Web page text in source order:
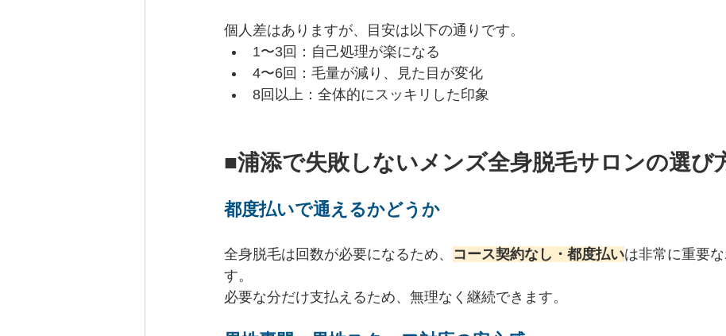
個人差はありますが、目安は以下の通りです。
1〜3回：自己処理が楽になる
4〜6回：毛量が減り、見た目が変化
8回以上：全体的にスッキリした印象
■浦添で失敗しないメンズ全身脱毛サロンの選び
都度払いで通えるかどうか
全身脱毛は回数が必要になるため、 コース契約なし・都度払いは非常に重要
す。
必要な分だけ支払えるため、無理なく継続できます。